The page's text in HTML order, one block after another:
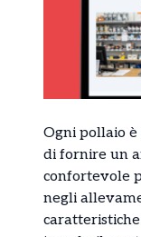
Ogni pollaio
di fornire un
confortevole
negli